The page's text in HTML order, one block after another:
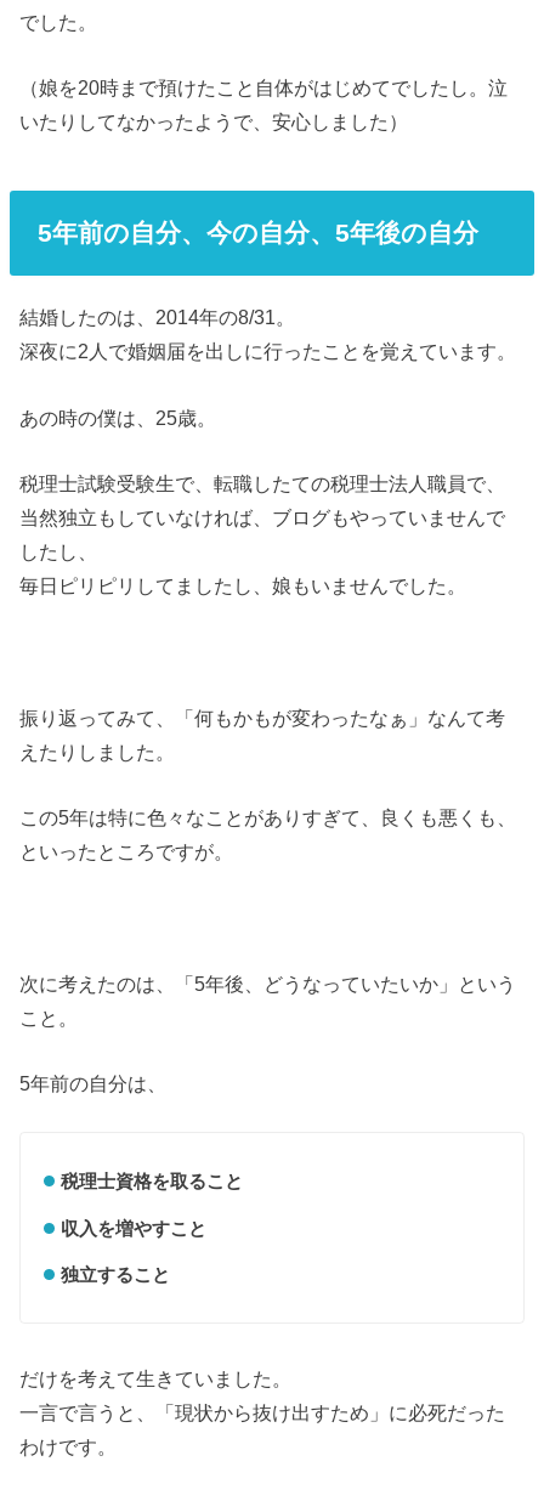
でした。
（娘を20時まで預けたこと自体がはじめてでしたし。泣
いたりしてなかったようで、安心しました）
5年前の自分、今の自分、5年後の自分
結婚したのは、2014年の8/31。
深夜に2人で婚姻届を出しに行ったことを覚えています。
あの時の僕は、25歳。
税理士試験受験生で、転職したての税理士法人職員で、
当然独立もしていなければ、ブログもやっていませんで
したし、
毎日ピリピリしてましたし、娘もいませんでした。
振り返ってみて、「何もかもが変わったなぁ」なんて考
えたりしました。
この5年は特に色々なことがありすぎて、良くも悪くも、
といったところですが。
次に考えたのは、「5年後、どうなっていたいか」という
こと。
5年前の自分は、
税理士資格を取ること
収入を増やすこと
独立すること
だけを考えて生きていました。
一言で言うと、「現状から抜け出すため」に必死だった
わけです。